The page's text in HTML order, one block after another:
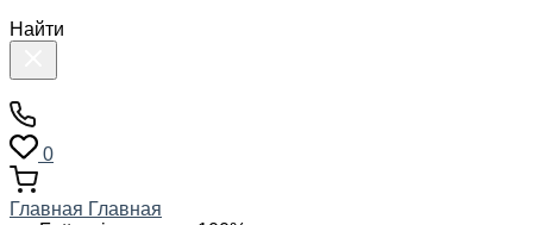
Найти
0
Главная Главная